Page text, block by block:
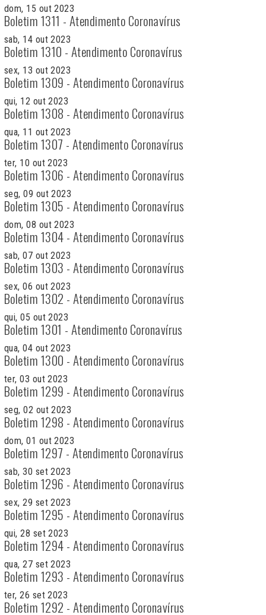
dom, 15 out 2023
Boletim 1311 - Atendimento Coronavírus
sab, 14 out 2023
Boletim 1310 - Atendimento Coronavírus
sex, 13 out 2023
Boletim 1309 - Atendimento Coronavírus
qui, 12 out 2023
Boletim 1308 - Atendimento Coronavírus
qua, 11 out 2023
Boletim 1307 - Atendimento Coronavírus
ter, 10 out 2023
Boletim 1306 - Atendimento Coronavírus
seg, 09 out 2023
Boletim 1305 - Atendimento Coronavírus
dom, 08 out 2023
Boletim 1304 - Atendimento Coronavírus
sab, 07 out 2023
Boletim 1303 - Atendimento Coronavírus
sex, 06 out 2023
Boletim 1302 - Atendimento Coronavírus
qui, 05 out 2023
Boletim 1301 - Atendimento Coronavírus
qua, 04 out 2023
Boletim 1300 - Atendimento Coronavírus
ter, 03 out 2023
Boletim 1299 - Atendimento Coronavírus
seg, 02 out 2023
Boletim 1298 - Atendimento Coronavírus
dom, 01 out 2023
Boletim 1297 - Atendimento Coronavírus
sab, 30 set 2023
Boletim 1296 - Atendimento Coronavírus
sex, 29 set 2023
Boletim 1295 - Atendimento Coronavírus
qui, 28 set 2023
Boletim 1294 - Atendimento Coronavírus
qua, 27 set 2023
Boletim 1293 - Atendimento Coronavírus
ter, 26 set 2023
Boletim 1292 - Atendimento Coronavírus